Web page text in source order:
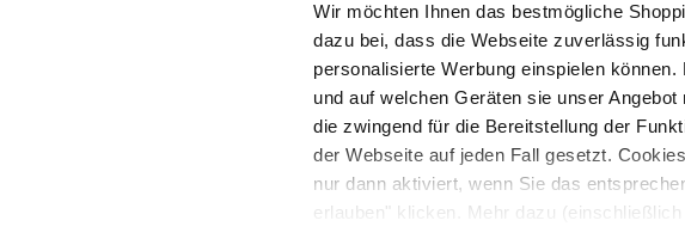
Wir möchten Ihnen das bestmögliche
dazu bei, dass die Webseite zuverlässig
personalisierte Werbung einspielen
und auf welchen Geräten sie unser
die zwingend für die Bereitstellung der
der Webseite auf jeden Fall gesetzt.
nur dann aktiviert, wenn Sie das
erlauben" klicken. Mehr dazu
Alle Preise inkl. gesetzl. Mehrwertsteuer